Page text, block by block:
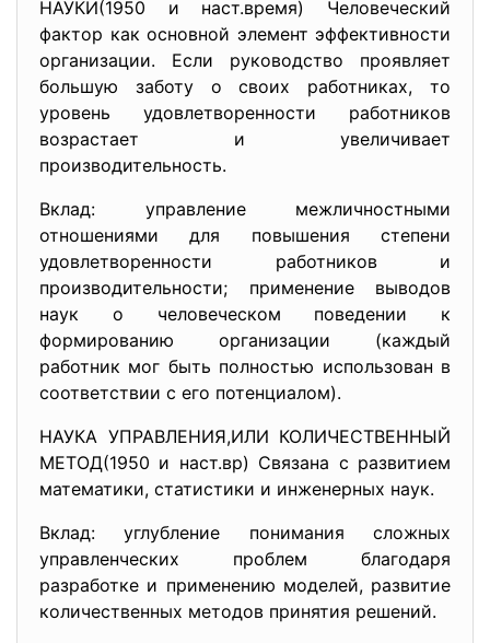
НАУКИ(1950 и наст.время) Человеческий
фактор как основной элемент эффективности
организации. Если руководство проявляет
большую заботу о своих работниках, то
уровень удовлетворенности работников
возрастает и увеличивает
производительность.
Вклад: управление межличностными
отношениями для повышения степени
удовлетворенности работников и
производительности; применение выводов
наук о человеческом поведении к
формированию организации (каждый
работник мог быть полностью использован в
соответствии с его потенциалом).
НАУКА УПРАВЛЕНИЯ,ИЛИ КОЛИЧЕСТВЕННЫЙ
МЕТОД(1950 и наст.вр) Связана с развитием
математики, статистики и инженерных наук.
Вклад: углубление понимания сложных
управленческих проблем благодаря
разработке и применению моделей, развитие
количественных методов принятия решений.